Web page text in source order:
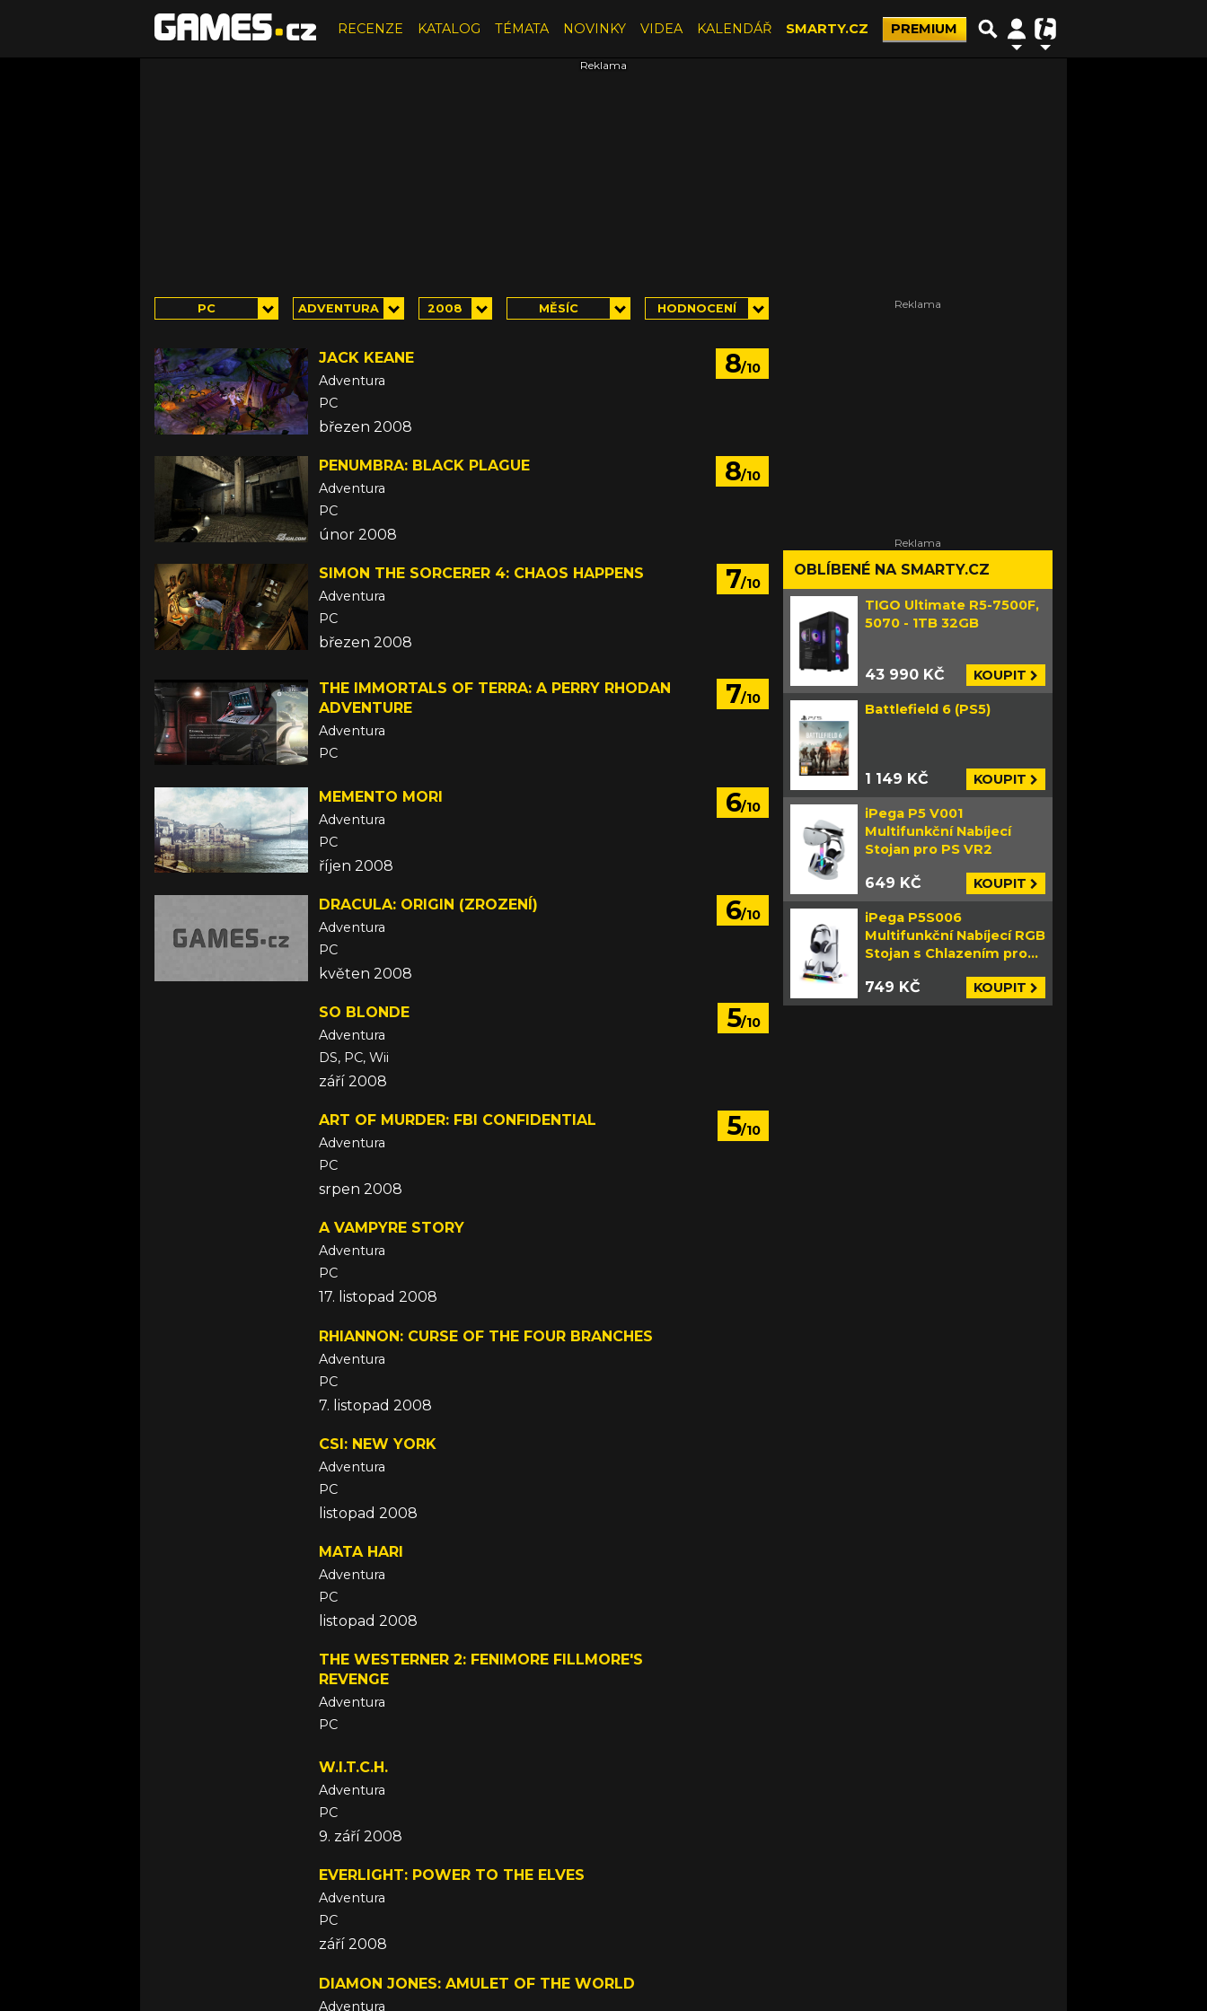
RECENZE KATALOG TÉMATA NOVINKY VIDEA KALENDÁŘ SMARTY.CZ PREMIUM
PC ADVENTURA 2008 MĚSÍC HODNOCENÍ
8/10
JACK KEANE
Adventura
PC
březen 2008
8/10
PENUMBRA: BLACK PLAGUE
Adventura
PC
únor 2008
7/10
SIMON THE SORCERER 4: CHAOS HAPPENS
Adventura
PC
březen 2008
7/10
THE IMMORTALS OF TERRA: A PERRY RHODAN
ADVENTURE
Adventura
PC
6/10
MEMENTO MORI
Adventura
PC
říjen 2008
6/10
DRACULA: ORIGIN (ZROZENÍ)
Adventura
PC
květen 2008
5/10
SO BLONDE
Adventura
DS, PC, Wii
září 2008
5/10
ART OF MURDER: FBI CONFIDENTIAL
Adventura
PC
srpen 2008
A VAMPYRE STORY
Adventura
PC
17. listopad 2008
RHIANNON: CURSE OF THE FOUR BRANCHES
Adventura
PC
7. listopad 2008
CSI: NEW YORK
Adventura
PC
listopad 2008
MATA HARI
Adventura
PC
listopad 2008
THE WESTERNER 2: FENIMORE FILLMORE'S
REVENGE
Adventura
PC
W.I.T.C.H.
Adventura
PC
9. září 2008
EVERLIGHT: POWER TO THE ELVES
Adventura
PC
září 2008
DIAMON JONES: AMULET OF THE WORLD
Adventura
OBLÍBENÉ NA SMARTY.CZ
TIGO Ultimate R5-7500F,
5070 - 1TB 32GB
43 990 KČ KOUPIT
Battlefield 6 (PS5)
1 149 KČ KOUPIT
iPega P5 V001
Multifunkční Nabíjecí
Stojan pro PS VR2
649 KČ KOUPIT
iPega P5S006
Multifunkční Nabíjecí RGB
Stojan s Chlazením pro
749 KČ KOUPIT